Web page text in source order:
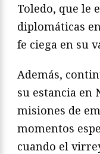
Toledo, que le
diplomáticas
fe ciega en su
Además,
su estancia en
misiones de
momentos
cuando el